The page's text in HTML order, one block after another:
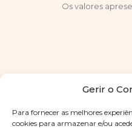
Gerir o
Para fornecer as melhores
cookies para armazenar e/ou
Os valores